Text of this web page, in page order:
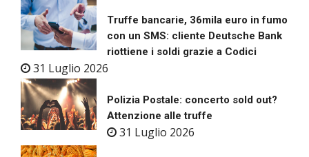
Truffe bancarie, 36mila euro in fumo
con un SMS: cliente Deutsche Bank
riottiene i soldi grazie a Codici
31 Luglio 2026
Polizia Postale: concerto sold out?
Attenzione alle truffe
31 Luglio 2026